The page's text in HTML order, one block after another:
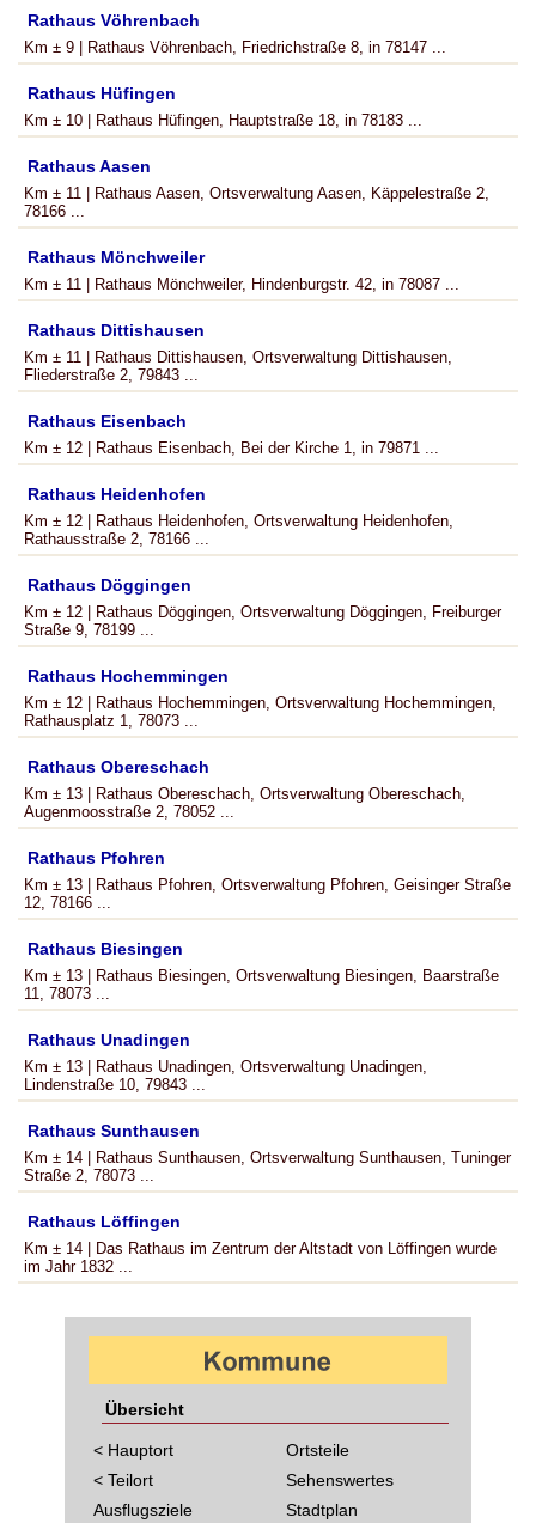
Rathaus Vöhrenbach
Km ± 9 | Rathaus Vöhrenbach, Friedrichstraße 8, in 78147 ...
Rathaus Hüfingen
Km ± 10 | Rathaus Hüfingen, Hauptstraße 18, in 78183 ...
Rathaus Aasen
Km ± 11 | Rathaus Aasen, Ortsverwaltung Aasen, Käppelestraße 2,
78166 ...
Rathaus Mönchweiler
Km ± 11 | Rathaus Mönchweiler, Hindenburgstr. 42, in 78087 ...
Rathaus Dittishausen
Km ± 11 | Rathaus Dittishausen, Ortsverwaltung Dittishausen,
Fliederstraße 2, 79843 ...
Rathaus Eisenbach
Km ± 12 | Rathaus Eisenbach, Bei der Kirche 1, in 79871 ...
Rathaus Heidenhofen
Km ± 12 | Rathaus Heidenhofen, Ortsverwaltung Heidenhofen,
Rathausstraße 2, 78166 ...
Rathaus Döggingen
Km ± 12 | Rathaus Döggingen, Ortsverwaltung Döggingen, Freiburger
Straße 9, 78199 ...
Rathaus Hochemmingen
Km ± 12 | Rathaus Hochemmingen, Ortsverwaltung Hochemmingen,
Rathausplatz 1, 78073 ...
Rathaus Obereschach
Km ± 13 | Rathaus Obereschach, Ortsverwaltung Obereschach,
Augenmoosstraße 2, 78052 ...
Rathaus Pfohren
Km ± 13 | Rathaus Pfohren, Ortsverwaltung Pfohren, Geisinger Straße
12, 78166 ...
Rathaus Biesingen
Km ± 13 | Rathaus Biesingen, Ortsverwaltung Biesingen, Baarstraße
11, 78073 ...
Rathaus Unadingen
Km ± 13 | Rathaus Unadingen, Ortsverwaltung Unadingen,
Lindenstraße 10, 79843 ...
Rathaus Sunthausen
Km ± 14 | Rathaus Sunthausen, Ortsverwaltung Sunthausen, Tuninger
Straße 2, 78073 ...
Rathaus Löffingen
Km ± 14 | Das Rathaus im Zentrum der Altstadt von Löffingen wurde
im Jahr 1832 ...
Übersicht
< Hauptort
< Teilort
Ausflugsziele
Ortsteile
Sehenswertes
Stadtplan